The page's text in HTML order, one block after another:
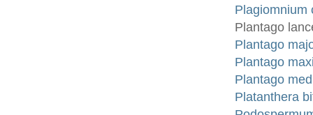
Plagiomnium
Plantago
Plantago
Plantago
Plantago
Platanthera